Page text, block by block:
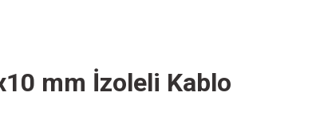
mm İzoleli Kablo